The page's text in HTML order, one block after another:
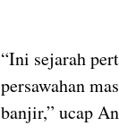
“Ini sejarah
persawahan
banjir,” ucap